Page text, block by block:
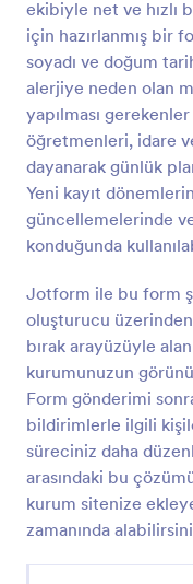
ekibiyle net ve hızlı
için hazırlanmış bir
soyadı ve doğum
alerjiye neden olan
yapılması
öğretmenleri, idare
dayanarak günlük
Yeni kayıt
güncellemelerinde
konduğunda
Jotform ile bu form
oluşturucu
bırak arayüzüyle
kurumunuzun
Form gönderimi
bildirimlerle ilgili
süreciniz daha
arasındaki bu
kurum sitenize
zamanında